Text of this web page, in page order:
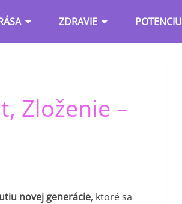
ZDRAVIE POTENCIU
Zloženie –
novej generácie, ktoré sa